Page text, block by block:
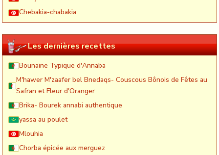
Chebakia-chabakia
Les dernières recettes
Bounaïne Typique d'Annaba
M'hawer M'zaafer bel Bnedaqs- Couscous Bônois de Fêtes au
Safran et Fleur d'Oranger
Brika- Bourek annabi authentique
yassa au poulet
Mlouhia
Chorba épicée aux merguez